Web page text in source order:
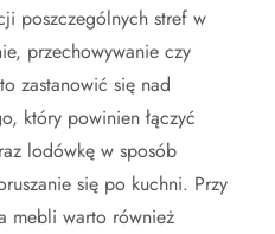
poszczególnych stref w
przechowywanie czy
zastanowić się nad
który powinien łączyć
lodówkę w sposób
się po kuchni. Przy
mebli warto również